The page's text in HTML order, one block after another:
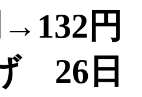
円
26日